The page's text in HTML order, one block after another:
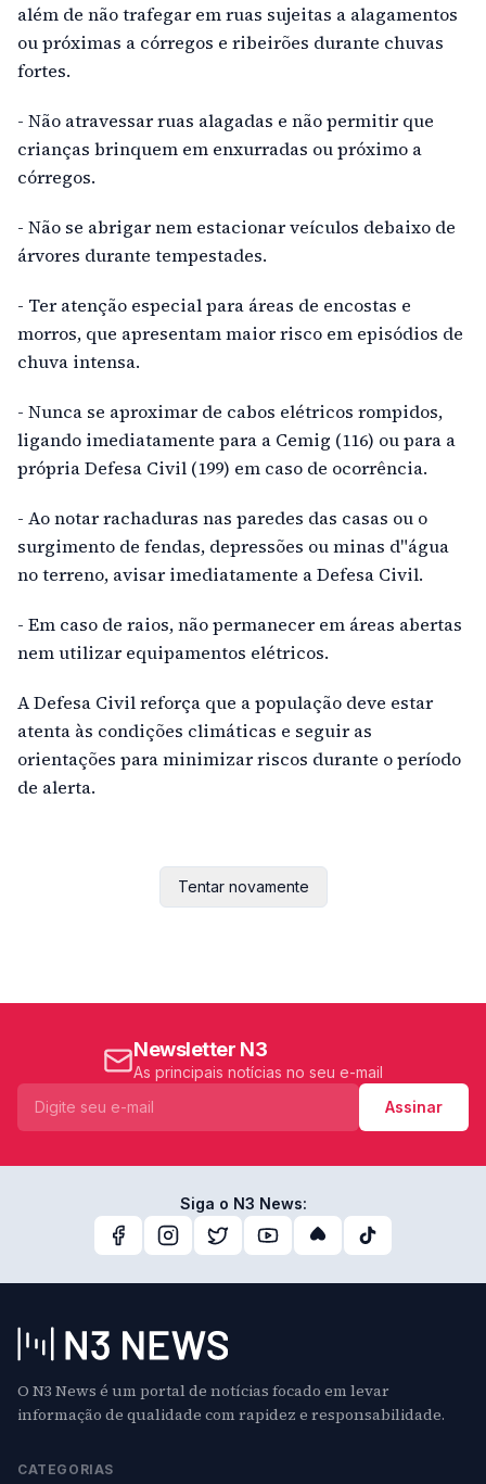
além de não trafegar em ruas sujeitas a alagamentos
ou próximas a córregos e ribeirões durante chuvas
fortes.
- Não atravessar ruas alagadas e não permitir que
crianças brinquem em enxurradas ou próximo a
córregos.
- Não se abrigar nem estacionar veículos debaixo de
árvores durante tempestades.
- Ter atenção especial para áreas de encostas e
morros, que apresentam maior risco em episódios de
chuva intensa.
- Nunca se aproximar de cabos elétricos rompidos,
ligando imediatamente para a Cemig (116) ou para a
própria Defesa Civil (199) em caso de ocorrência.
- Ao notar rachaduras nas paredes das casas ou o
surgimento de fendas, depressões ou minas d"água
no terreno, avisar imediatamente a Defesa Civil.
- Em caso de raios, não permanecer em áreas abertas
nem utilizar equipamentos elétricos.
A Defesa Civil reforça que a população deve estar
atenta às condições climáticas e seguir as
orientações para minimizar riscos durante o período
de alerta.
Tentar novamente
Newsletter N3
As principais notícias no seu e-mail
Assinar
Siga o N3 News:
O N3 News é um portal de notícias focado em levar
informação de qualidade com rapidez e responsabilidade.
CATEGORIAS